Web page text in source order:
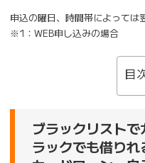
申込の曜日、時間帯によっては
※1：WEB申し込みの場合
目
ブラックリスト
ラックでも借り